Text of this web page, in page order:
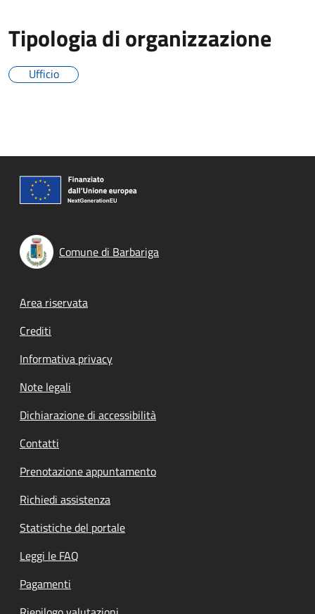
Tipologia di organizzazione
Ufficio
Comune di Barbariga
Footer menu
Area riservata
Crediti
Informativa privacy
Note legali
Dichiarazione di accessibilità
Contatti
Prenotazione appuntamento
Richiedi assistenza
Statistiche del portale
Leggi le FAQ
Pagamenti